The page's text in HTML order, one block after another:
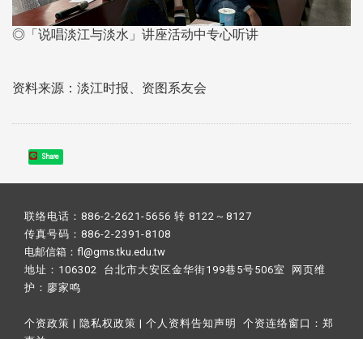
◎「说唱淡江与淡水」讲座活动中专心听讲
资料来源：淡江时报、资图系友会
Share
联络电话：886-2-2621-5656 转 8122～8127
传真号码：886-2-2391-8108
电邮信箱：fl@gms.tku.edu.tw
地址：106302 台北市大安区金华街199巷5号506室 网页维
护： 廖家鸣​
个资政策 | 隐私权政策 | 个人资料告知声明 个资连络窗口： 郑